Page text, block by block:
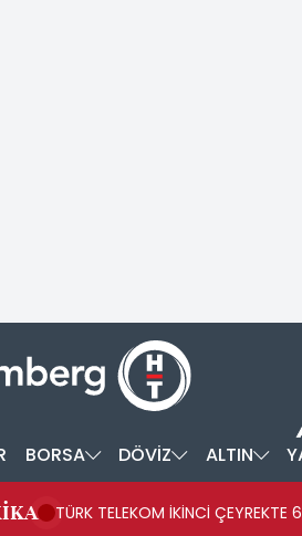
BORSA DÖVİZ ALTIN
TÜRK TELEKOM İKİNCİ ÇEYREKTE